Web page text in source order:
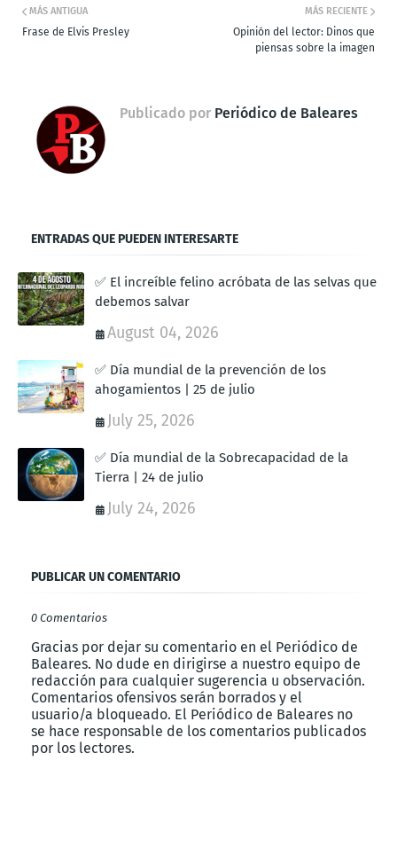
MÁS RECIENTE
Opinión del lector: Dinos que
piensas sobre la imagen
MÁS ANTIGUA
Frase de Elvis Presley
Publicado por Periódico de Baleares
ENTRADAS QUE PUEDEN INTERESARTE
✅ El increíble felino acróbata de las selvas que
debemos salvar
August 04, 2026
✅ Día mundial de la prevención de los
ahogamientos | 25 de julio
July 25, 2026
✅ Día mundial de la Sobrecapacidad de la
Tierra | 24 de julio
July 24, 2026
PUBLICAR UN COMENTARIO
0 Comentarios
Gracias por dejar su comentario en el Periódico de
Baleares. No dude en dirigirse a nuestro equipo de
redacción para cualquier sugerencia u observación.
Comentarios ofensivos serán borrados y el
usuario/a bloqueado. El Periódico de Baleares no
se hace responsable de los comentarios publicados
por los lectores.